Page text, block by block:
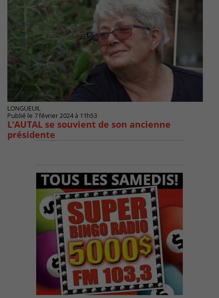
LONGUEUIL
Publié le 7 février 2024 à 11h53
L’AUTAL se souvient de son ancienne
présidente